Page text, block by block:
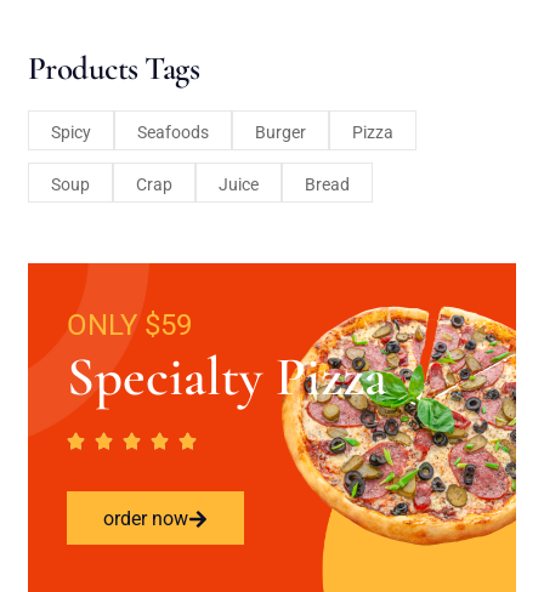
Products Tags
Spicy Seafoods Burger Pizza
Soup Crap Juice Bread
ONLY $59
Specialty Pizza
order now